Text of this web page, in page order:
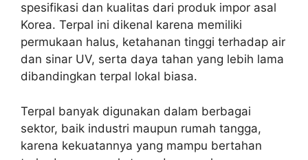
spesifikasi dan kualitas dari produk impor asal
Korea. Terpal ini dikenal karena memiliki
permukaan halus, ketahanan tinggi terhadap air
dan sinar UV, serta daya tahan yang lebih lama
dibandingkan terpal lokal biasa.
Terpal banyak digunakan dalam berbagai
sektor, baik industri maupun rumah tangga,
karena kekuatannya yang mampu bertahan